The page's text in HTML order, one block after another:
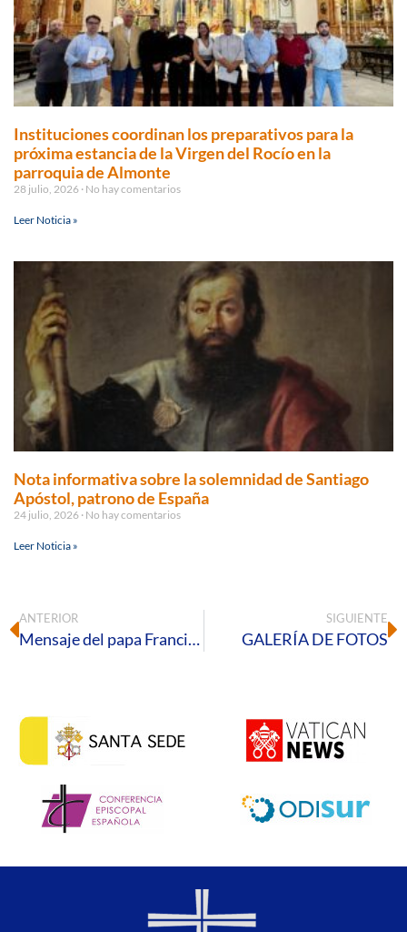
Instituciones coordinan los preparativos para la
próxima estancia de la Virgen del Rocío en la
parroquia de Almonte
28 julio, 2026 No hay comentarios
Leer Noticia »
Nota informativa sobre la solemnidad de Santiago
Apóstol, patrono de España
24 julio, 2026 No hay comentarios
Leer Noticia »
ANTERIOR
Mensaje del papa Francisco para la Cuaresma 2025
SIGUIENTE
GALERÍA DE FOTOS